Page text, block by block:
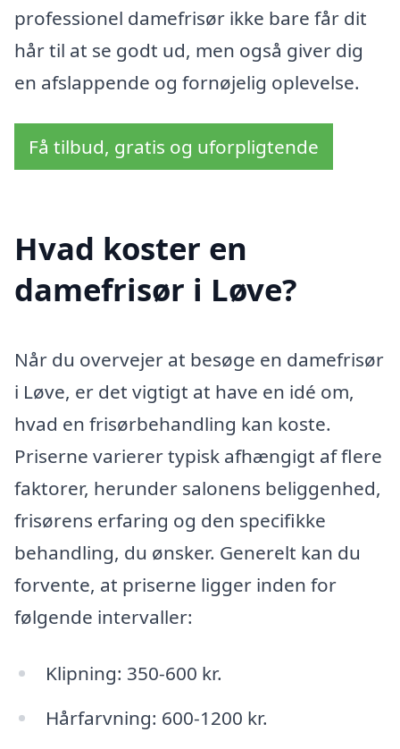
professionel damefrisør ikke bare får dit
hår til at se godt ud, men også giver dig
en afslappende og fornøjelig oplevelse.
Få tilbud, gratis og uforpligtende
Hvad koster en
damefrisør i Løve?
Når du overvejer at besøge en damefrisør
i Løve, er det vigtigt at have en idé om,
hvad en frisørbehandling kan koste.
Priserne varierer typisk afhængigt af flere
faktorer, herunder salonens beliggenhed,
frisørens erfaring og den specifikke
behandling, du ønsker. Generelt kan du
forvente, at priserne ligger inden for
følgende intervaller:
Klipning: 350-600 kr.
Hårfarvning: 600-1200 kr.